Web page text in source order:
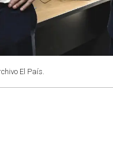
El País.